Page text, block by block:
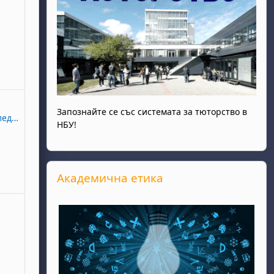
декември
неделя, 29 декември
Запознайте се със системата за тюторство в
НБУ!
Прескочи Академична етика
Академична етика